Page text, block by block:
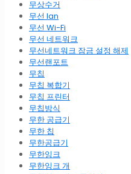
무상수거
무선 lan
무선 Wi-Fi
무선 네트워크
무선네트워크 잠금 설정 해제
무선랜포트
무칩
무칩 복합기
무칩 프린터
무칩방식
무한 공급기
무한 칩
무한공급기
무한잉크
무한잉크 개